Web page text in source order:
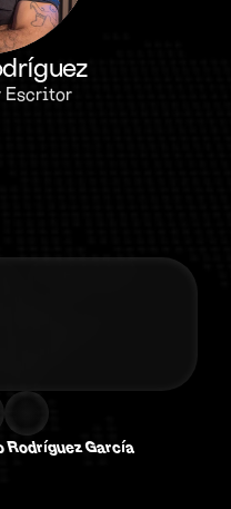
Escritor
Rodríguez García